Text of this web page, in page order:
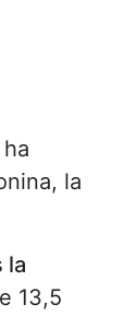
la
la
13,5